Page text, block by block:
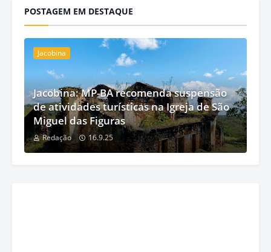
POSTAGEM EM DESTAQUE
Jacobina
Jacobina: MP-BA recomenda suspensão
de atividades turísticas na Igreja de São
Miguel das Figuras
Redação 16.9.25